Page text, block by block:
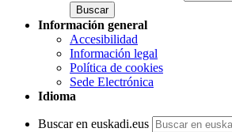
Información general
Accesibilidad
Información legal
Política de cookies
Sede Electrónica
Idioma
Buscar en euskadi.eus